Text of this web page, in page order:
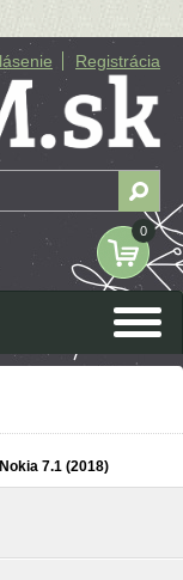
Registrácia
0
Nokia 7.1 (2018)